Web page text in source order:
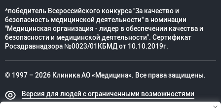
*победитель Всероссийского конкурса "За качество и
безопасность медицинской деятельности" в номинации
"Медицинская организация - лидер в обеспечении качества и
безопасности и медицинской деятельности". Сертификат
Росздравнадзора №0023/01КБМД от 10.10.2019г.
© 1997 – 2026 Клиника АО «Медицина». Все права защищены.
Версия для людей с ограниченными возможностями